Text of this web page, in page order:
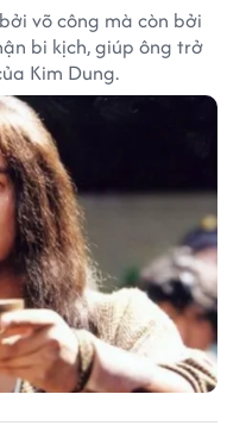
võ công mà còn bởi
bi kịch, giúp ông trở
Kim Dung.